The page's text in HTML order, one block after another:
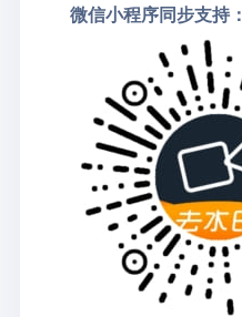
微信小程序同步支持：